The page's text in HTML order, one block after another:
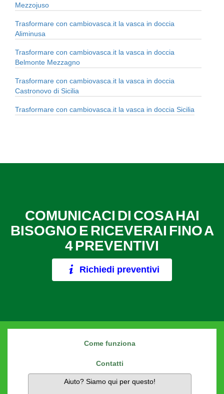
Mezzojuso
Trasformare con cambiovasca.it la vasca in doccia
Aliminusa
Trasformare con cambiovasca.it la vasca in doccia
Belmonte Mezzagno
Trasformare con cambiovasca.it la vasca in doccia
Castronovo di Sicilia
Trasformare con cambiovasca.it la vasca in doccia Sicilia
COMUNICACI DI COSA HAI
BISOGNO E RICEVERAI FINO A
4 PREVENTIVI
Richiedi preventivi
Come funziona
Contatti
Aiuto? Siamo qui per questo!